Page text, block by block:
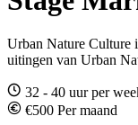
Urban Nature Culture
uitingen van Urban
32 - 40 uur per
€500 Per maand